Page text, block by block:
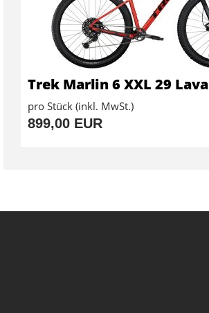
Trek Marlin 6 XXL 29 Lava
pro Stück (inkl. MwSt.)
899,00 EUR